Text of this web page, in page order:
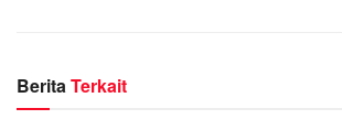
BeritaTerkait